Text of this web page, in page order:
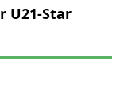
U21-Star